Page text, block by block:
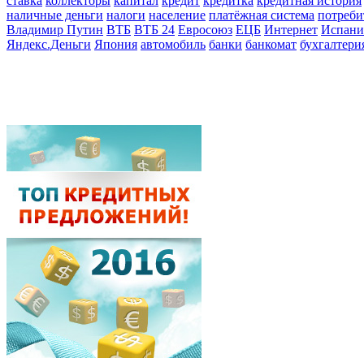
наличные деньги налоги население платёжная система
Владимир Путин ВТБ ВТБ 24 Евросоюз ЕЦБ Интернет
Яндекс.Деньги Япония автомобиль банки банкомат